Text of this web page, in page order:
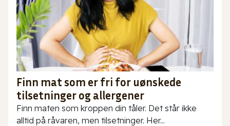
Finn mat som er fri for uønskede
tilsetninger og allergener
Finn maten som kroppen din tåler. Det står ikke
alltid på råvaren, men tilsetninger. Her...